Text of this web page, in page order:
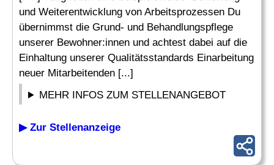
und Weiterentwicklung von Arbeitsprozessen Du
übernimmst die Grund- und Behandlungspflege
unserer Bewohner:innen und achtest dabei auf die
Einhaltung unserer Qualitätsstandards Einarbeitung
neuer Mitarbeitenden [...]
MEHR INFOS ZUM STELLENANGEBOT
▶ Zur Stellenanzeige